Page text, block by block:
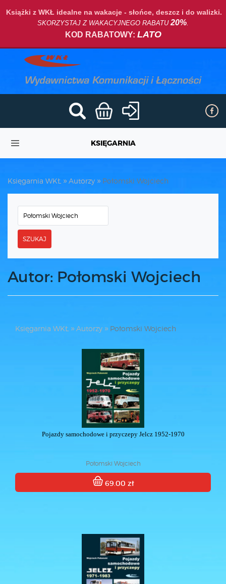
Książki z WKŁ idealne na wakacje - słońce, deszcz i do walizki.
SKORZYSTAJ Z WAKACYJNEGO RABATU20%.
KOD RABATOWY: LATO
KSIĘGARNIA
Księgarnia WKŁ Autorzy Połomski Wojciech
SZUKAJ
Autor: Połomski Wojciech
Księgarnia WKŁ Autorzy Połomski Wojciech
Pojazdy samochodowe i przyczepy Jelcz 1952-1970
Połomski Wojciech
69.00 zł